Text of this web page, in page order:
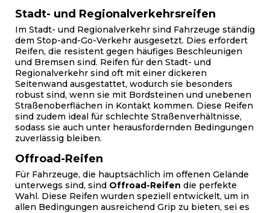
Stadt- und Regionalverkehrsreifen
Im Stadt- und Regionalverkehr sind Fahrzeuge ständig
dem Stop-and-Go-Verkehr ausgesetzt. Dies erfordert
Reifen, die resistent gegen häufiges Beschleunigen
und Bremsen sind. Reifen für den Stadt- und
Regionalverkehr sind oft mit einer dickeren
Seitenwand ausgestattet, wodurch sie besonders
robust sind, wenn sie mit Bordsteinen und unebenen
Straßenoberflächen in Kontakt kommen. Diese Reifen
sind zudem ideal für schlechte Straßenverhältnisse,
sodass sie auch unter herausfordernden Bedingungen
zuverlässig bleiben.
Offroad-Reifen
Für Fahrzeuge, die hauptsächlich im offenen Gelände
unterwegs sind, sind Offroad-Reifen die perfekte
Wahl. Diese Reifen wurden speziell entwickelt, um in
allen Bedingungen ausreichend Grip zu bieten, sei es